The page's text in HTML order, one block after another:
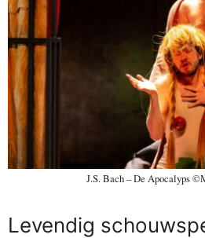
J.S. Bach – De Apocalyps
Levendig